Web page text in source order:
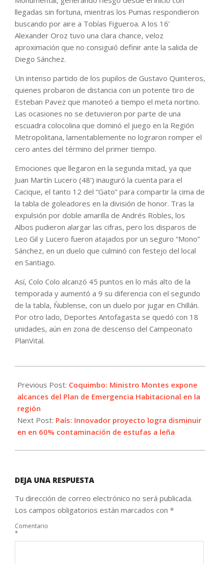
llegadas sin fortuna, mientras los Pumas respondieron
buscando por aire a Tobías Figueroa. A los 16’
Alexander Oroz tuvo una clara chance, veloz
aproximación que no consiguió definir ante la salida de
Diego Sánchez.
Un intenso partido de los pupilos de Gustavo Quinteros,
quienes probaron de distancia con un potente tiro de
Esteban Pavez que manoteó a tiempo el meta nortino.
Las ocasiones no se detuvieron por parte de una
escuadra colocolina que dominó el juego en la Región
Metropolitana, lamentablemente no lograron romper el
cero antes del término del primer tiempo.
Emociones que llegaron en la segunda mitad, ya que
Juan Martín Lucero (48’) inauguró la cuenta para el
Cacique, el tanto 12 del “Gato” para compartir la cima de
la tabla de goleadores en la división de honor. Tras la
expulsión por doble amarilla de Andrés Robles, los
Albos pudieron alargar las cifras, pero los disparos de
Leo Gil y Lucero fueron atajados por un seguro “Mono”
Sánchez, en un duelo que culminó con festejo del local
en Santiago.
Así, Colo Colo alcanzó 45 puntos en lo más alto de la
temporada y aumentó a 9 su diferencia con el segundo
de la tabla, Ñublense, con un duelo por jugar en Chillán.
Por otro lado, Deportes Antofagasta se quedó con 18
unidades, aún en zona de descenso del Campeonato
PlanVital.
08-
07
Previous Post: Coquimbo: Ministro Montes expone
alcances del Plan de Emergencia Habitacional en la
región
Next Post: País: Innovador proyecto logra disminuir
en en 60% contaminación de estufas a leña
DEJA UNA RESPUESTA
Tu dirección de correo electrónico no será publicada.
Los campos obligatorios están marcados con *
Comentario
*